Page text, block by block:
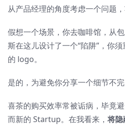
从产品经理的角度考虑一个问题
假想一个场景，你去咖啡馆，从
斯在这儿设计了一个“陷阱”，你
的 logo。
是的，为避免你分享一个细节不
喜茶的购买效率常被诟病，毕竟
而新的 Startup。在我看来，将隐